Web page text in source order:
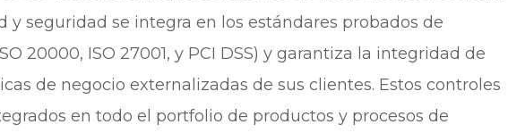
y seguridad se integra en los estándares probados de
20000, ISO 27001, y PCI DSS) y garantiza la integridad de
de negocio externalizadas de sus clientes. Estos controles
en todo el portfolio de productos y procesos de